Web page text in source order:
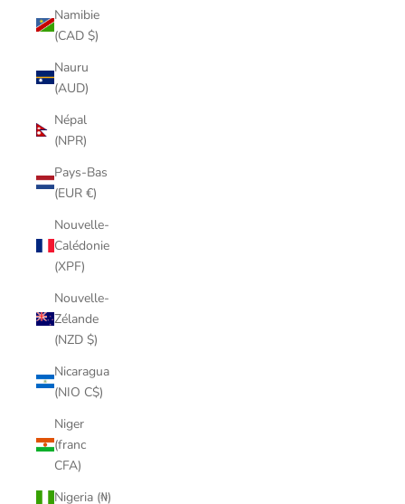
Namibie
(CAD $)
Nauru
(AUD)
Népal
(NPR)
Pays-Bas
(EUR €)
Nouvelle-
Calédonie
(XPF)
Nouvelle-
Zélande
(NZD $)
Nicaragua
(NIO C$)
Niger
(franc
CFA)
Nigeria (₦)